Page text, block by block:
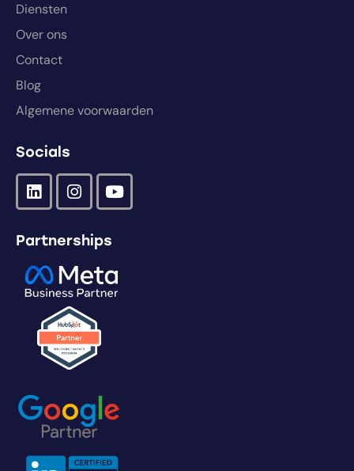
Diensten
Over ons
Contact
Blog
Algemene voorwaarden
Socials
Partnerships